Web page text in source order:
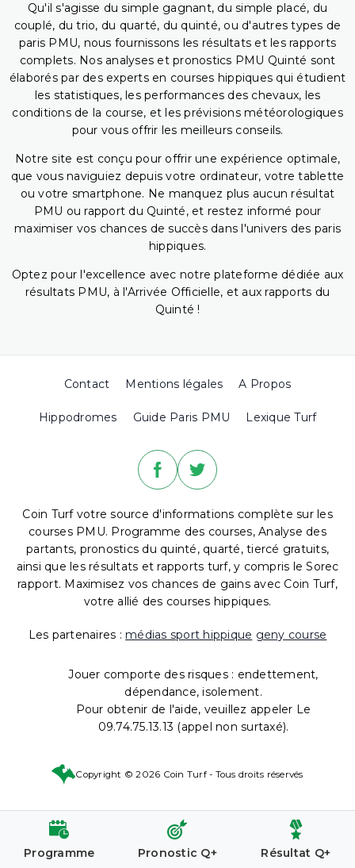
Qu'il s'agisse du simple gagnant, du simple placé, du
couplé, du trio, du quarté, du quinté, ou d'autres types de
paris PMU, nous fournissons les résultats et les rapports
complets. Nos analyses et pronostics PMU Quinté sont
élaborés par des experts en courses hippiques qui étudient
les statistiques, les performances des chevaux, les
conditions de la course, et les prévisions météorologiques
pour vous offrir les meilleurs conseils.
Notre site est conçu pour offrir une expérience optimale,
que vous naviguiez depuis votre ordinateur, votre tablette
ou votre smartphone. Ne manquez plus aucun résultat
PMU ou rapport du Quinté, et restez informé pour
maximiser vos chances de succès dans l'univers des paris
hippiques.
Optez pour l'excellence avec notre plateforme dédiée aux
résultats PMU, à l'Arrivée Officielle, et aux rapports du
Quinté !
Contact Mentions légales A Propos
Hippodromes Guide Paris PMU Lexique Turf
Coin Turf votre source d'informations complète sur les
courses PMU. Programme des courses, Analyse des
partants, pronostics du quinté, quarté, tiercé gratuits,
ainsi que les résultats et rapports turf, y compris le Sorec
rapport. Maximisez vos chances de gains avec Coin Turf,
votre allié des courses hippiques.
Les partenaires : médias sport hippique geny course
Jouer comporte des risques : endettement,
dépendance, isolement.
Pour obtenir de l'aide, veuillez appeler Le
09.74.75.13.13 (appel non surtaxé).
Copyright © 2026 Coin Turf - Tous droits réservés
Programme Pronostic Q+ Résultat Q+